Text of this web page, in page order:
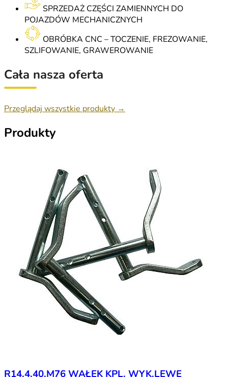
SPRZEDAŻ CZĘŚCI ZAMIENNYCH DO
POJAZDÓW MECHANICZNYCH
OBRÓBKA CNC – TOCZENIE, FREZOWANIE,
SZLIFOWANIE, GRAWEROWANIE
Cała nasza oferta
Przeglądaj wszystkie produkty →
Produkty
R14.4.40.M76 WAŁEK KPL. WYK.LEWE